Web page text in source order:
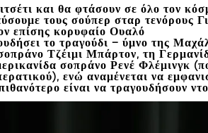
και θα φτάσουν σε όλο τον
τους σούπερ σταρ τενόρους
επίσης κορυφαίο Ουαλό
το τραγούδι – ύμνο της
Τζέιμι Μπάρτον, τη
σοπράνο Ρενέ Φλέμινγκ
ενώ αναμένεται να
είναι να τραγουδήσουν